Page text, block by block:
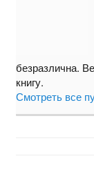
безразлична.
книгу.
Смотреть все